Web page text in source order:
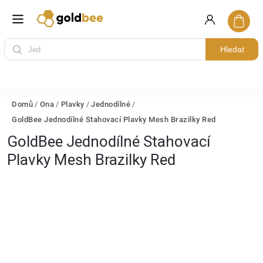
Hledat
Domů / Ona / Plavky / Jednodílné /
GoldBee Jednodílné Stahovací Plavky Mesh Brazilky Red
GoldBee Jednodílné Stahovací
Plavky Mesh Brazilky Red